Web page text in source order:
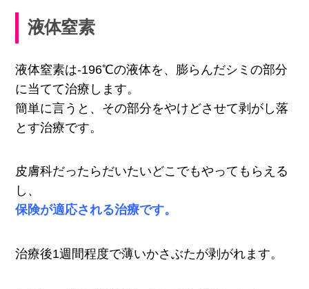
液体窒素
液体窒素は-196℃の液体を、膨らんだシミの部分
に当てて治療します。
簡単に言うと、その部分をやけどさせて剥がし落
とす治療です。
皮膚科だったらだいたいどこでもやってもらえる
し、
保険が適応される治療です。
治療後1週間程度で薄いかさぶたが剥がれます。